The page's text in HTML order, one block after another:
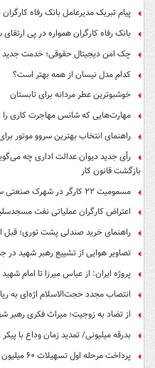
پیام تبریک مدیرعامل بانک رفاه
بانک رفاه کارگران همواره در پی
چک امن دیجیتال حقوقی؛ خدمت جدید
کدام مدل نیسان از همه بهتر است؟
خوشبوترین عطر مردانه برای تابستان
مهارت‌هایی که شانس مهاجرت کاری را
راهنمای انتخاب بهترین سروو موتور
رأی جدید دیوان عدالت اداری چه
بازگشت قانون کار
مسمومیت ۲۲ کارگر در شهرک صنعتی سعیدآباد گلپایگان بر اثر نشت گاز کلر
اعتراض کارگران عملیاتی نفت
راهنمای خرید صندلی پشت توری؛ قبل
تصاویر هوایی از تشییع رهبر شهید در
پروژه ایران: از عباس میرزا تا امام شهید
انتصاب مجدد حجت‌الاسلام اژه‌ای به
از تضاد به زوجیت؛ میراث فکری رهبر
بدرقه میلیونی/ تمدید زمان وداع با پیکر
پرداخت مرحله اول تسهیلات ۶۰ میلیون تومانی بازنشستگان تامین اجتماعی